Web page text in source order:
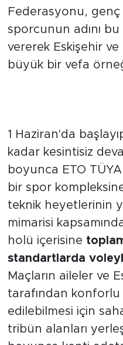
yaşatılacak.
Federasyonu, genç
sporcunun adını
vererek Eskişehir
1 Haziran'da
kadar kesintisiz
boyunca ETO
bir spor
teknik heyetlerinin
mimarisi
holü içerisine
standartlarda
Maçların aileler ve
tarafından
edilebilmesi için
tribün alanları